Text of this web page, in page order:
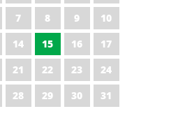
7 8 9
10
14 15 16
17
21 22 23
24
28 29 30 31